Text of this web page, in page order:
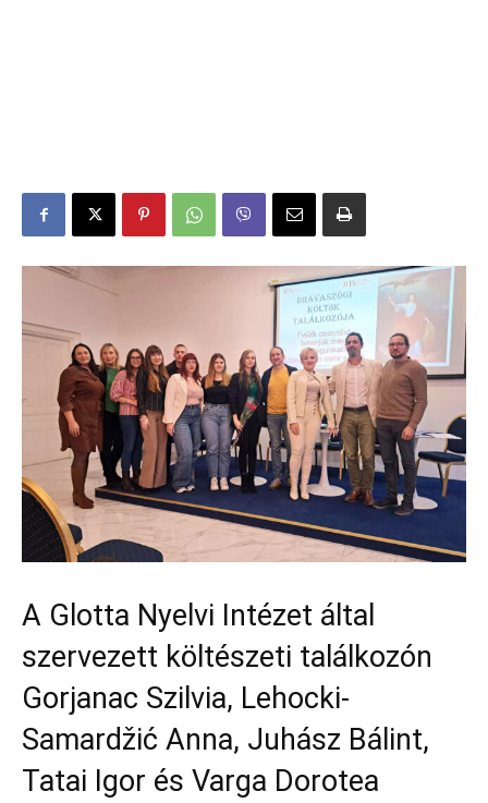
A Glotta Nyelvi Intézet által
szervezett költészeti találkozón
Gorjanac Szilvia, Lehocki-
Samardžić Anna, Juhász Bálint,
Tatai Igor és Varga Dorotea